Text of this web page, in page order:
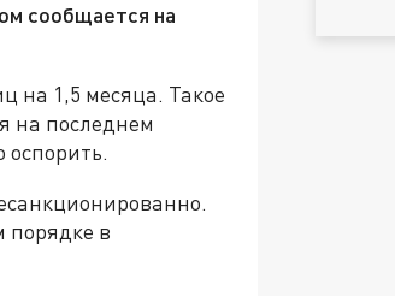
сообщается на
на 1,5 месяца. Такое
на последнем
оспорить.
порядке в